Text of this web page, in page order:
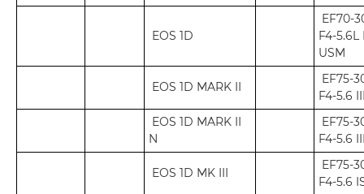
EOS 1D
EF70-
F4-5.6L
USM
EOS 1D MARK II
EF75-
F4-5.6
EOS 1D MARK II
N
EF75-
F4-5.6
EOS 1D MK III
EF75-
F4-5.6